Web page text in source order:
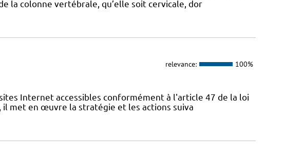
la colonne vertébrale, qu’elle soit cervicale, dor
relevance: 100%
Internet accessibles conformément à l'article 47 de la loi
il met en œuvre la stratégie et les actions suiva